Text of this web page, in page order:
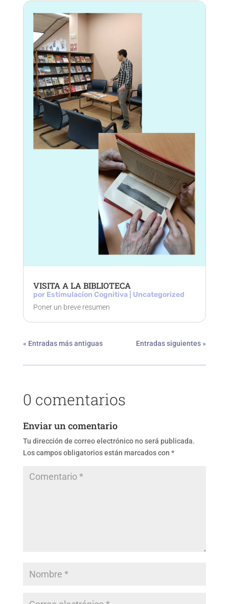
VISITA A LA BIBLIOTECA
por Estimulacion Cognitiva| Uncategorized
Poner un breve resumen
« Entradas más antiguas Entradas siguientes »
0 comentarios
Enviar un comentario
Tu dirección de correo electrónico no será publicada.
Los campos obligatorios están marcados con *